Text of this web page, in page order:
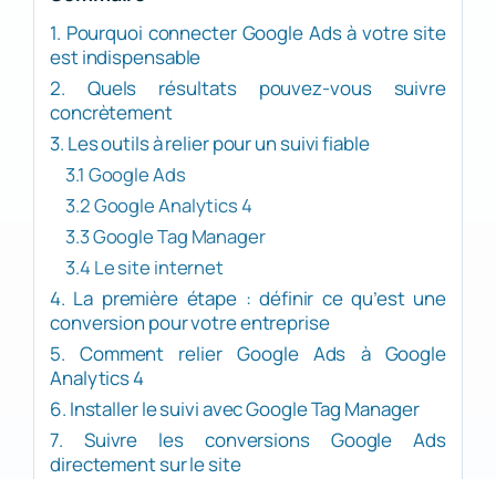
1. Pourquoi connecter Google Ads à votre site
est indispensable
2. Quels résultats pouvez-vous suivre
concrètement
3. Les outils à relier pour un suivi fiable
3.1 Google Ads
3.2 Google Analytics 4
3.3 Google Tag Manager
3.4 Le site internet
4. La première étape : définir ce qu’est une
conversion pour votre entreprise
5. Comment relier Google Ads à Google
Analytics 4
6. Installer le suivi avec Google Tag Manager
7. Suivre les conversions Google Ads
directement sur le site